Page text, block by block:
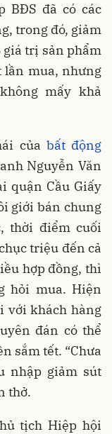
BĐS đã có các
trong đó, giảm
giá trị sản phẩm
lần mua, nhưng
mấy khả
của bất động
Nguyễn Văn
quận Cầu Giấy
giới bán chung
thời điểm cuối
triệu đến cả
hợp đồng, thì
hỏi mua. Hiện
với khách hàng
đán có thể
sắm tết. “Chưa
nhập giảm sút
thở.
tịch Hiệp hội